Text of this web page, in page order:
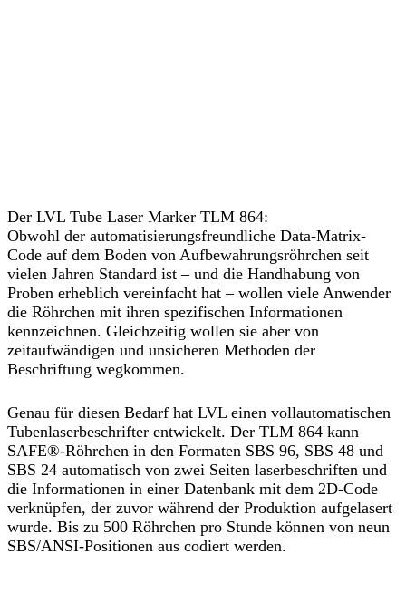
Der LVL Tube Laser Marker TLM 864:
Obwohl der automatisierungsfreundliche Data-Matrix-
Code auf dem Boden von Aufbewahrungsröhrchen seit
vielen Jahren Standard ist – und die Handhabung von
Proben erheblich vereinfacht hat – wollen viele Anwender
die Röhrchen mit ihren spezifischen Informationen
kennzeichnen. Gleichzeitig wollen sie aber von
zeitaufwändigen und unsicheren Methoden der
Beschriftung wegkommen.
Genau für diesen Bedarf hat LVL einen vollautomatischen
Tubenlaserbeschrifter entwickelt. Der TLM 864 kann
SAFE®-Röhrchen in den Formaten SBS 96, SBS 48 und
SBS 24 automatisch von zwei Seiten laserbeschriften und
die Informationen in einer Datenbank mit dem 2D-Code
verknüpfen, der zuvor während der Produktion aufgelasert
wurde. Bis zu 500 Röhrchen pro Stunde können von neun
SBS/ANSI-Positionen aus codiert werden.